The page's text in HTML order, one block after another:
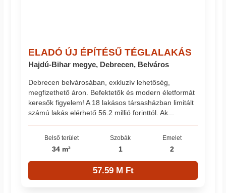
ELADÓ ÚJ ÉPÍTÉSŰ TÉGLALAKÁS
Hajdú-Bihar megye, Debrecen, Belváros
Debrecen belvárosában, exkluzív lehetőség,
megfizethető áron. Befektetők és modern életformát
keresők figyelem! A 18 lakásos társasházban limitált
számú lakás elérhető 56.2 millió forinttól. Ak...
Belső terület
34 m²
Szobák
1
Emelet
2
57.59 M Ft